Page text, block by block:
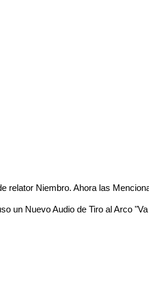
relator Niembro. Ahora las
un Nuevo Audio de Tiro al Arco